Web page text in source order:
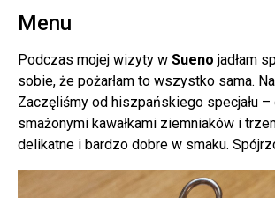
Menu
Podczas mojej wizyty w Sueno jadłam
sobie, że pożarłam to wszystko sama.
Zaczęliśmy od hiszpańskiego specjału
smażonymi kawałkami ziemniaków i
delikatne i bardzo dobre w smaku.